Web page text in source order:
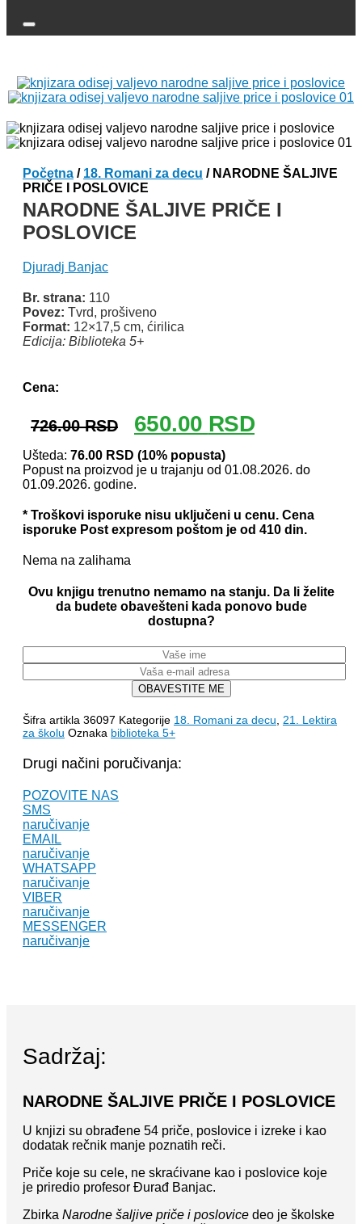
Početna / 18. Romani za decu / NARODNE ŠALJIVE
PRIČE I POSLOVICE
NARODNE ŠALJIVE PRIČE I
POSLOVICE
Djuradj Banjac
Br. strana: 110
Povez: Tvrd, prošiveno
Format: 12×17,5 cm, ćirilica
Edicija: Biblioteka 5+
Cena:
726.00RSD
Originalna
cena
je
bila:
726.00 RSD.
650.00 RSDTrenutna
cena
650.00 RSD.
Ušteda: 76.00 RSD (10% popusta)
Popust na proizvod je u trajanju od 01.08.2026. do
01.09.2026. godine.
* Troškovi isporuke nisu uključeni u cenu. Cena
isporuke Post expresom poštom je od 410 din.
Nema na zalihama
Ovu knjigu trenutno nemamo na stanju. Da li želite
da budete obavešteni kada ponovo bude
dostupna?
OBAVESTITE ME
Šifra artikla 36097 Kategorije 18. Romani za decu
21. Lektira
za školu Oznaka biblioteka 5+
Drugi načini poručivanja:
POZOVITE NAS
SMS
naručivanje
EMAIL
naručivanje
WHATSAPP
naručivanje
VIBER
naručivanje
MESSENGER
naručivanje
Sadržaj:
NARODNE ŠALJIVE PRIČE I POSLOVICE
U knjizi su obrađene 54 priče, poslovice i izreke i kao
dodatak rečnik manje poznatih reči.
Priče koje su cele, ne skraćivane kao i poslovice koje
je priredio profesor Đurađ Banjac.
Zbirka Narodne šaljive priče i poslovice deo je školske